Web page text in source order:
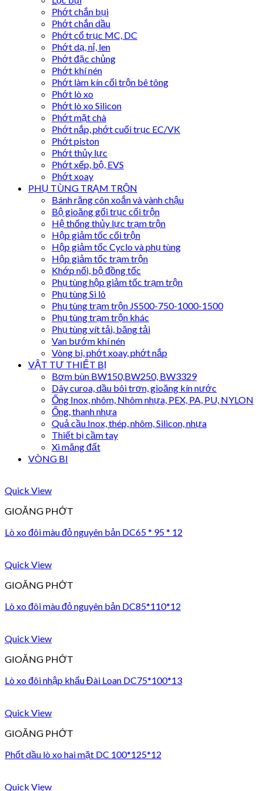
Phớt chắn bụi
Phớt chắn dầu
Phớt cổ trục MC, DC
Phớt dạ, nỉ, len
Phớt đặc chủng
Phớt khí nén
Phớt làm kín cối trộn bê tông
Phớt lò xo
Phớt lò xo Silicon
Phớt mặt chà
Phớt nắp, phớt cuối trục EC/VK
Phớt piston
Phớt thủy lực
Phớt xếp, bộ, EVS
Phớt xoay
PHỤ TÙNG TRẠM TRỘN
Bánh răng côn xoắn và vành chậu
Bộ gioăng gối trục cối trộn
Hệ thống thủy lực trạm trộn
Hộp giảm tốc cối trộn
Hộp giảm tốc Cyclo và phụ tùng
Hộp giảm tốc trạm trộn
Khớp nối, bộ đồng tốc
Phụ tùng hộp giảm tốc trạm trộn
Phụ tùng Si lô
Phụ tùng trạm trộn JS500-750-1000-1500
Phụ tùng trạm trộn khác
Phụ tùng vít tải, băng tải
Van bướm khí nén
Vòng bi, phớt xoay, phớt nắp
VẬT TƯ THIẾT BỊ
Bơm bùn BW150,BW250, BW3329
Dây curoa, dầu bôi trơn, gioăng kín nước
Ống Inox, nhôm, Nhôm nhựa, PEX, PA, PU, NYLON
Ống, thanh nhựa
Quả cầu Inox, thép, nhôm, Silicon, nhựa
Thiết bị cầm tay
Xi măng đất
VÒNG BI
Quick View
GIOĂNG PHỚT
Lò xo đôi màu đỏ nguyên bản DC65 * 95 * 12
Quick View
GIOĂNG PHỚT
Lò xo đôi màu đỏ nguyên bản DC85*110*12
Quick View
GIOĂNG PHỚT
Lò xo đôi nhập khẩu Đài Loan DC75*100*13
Quick View
GIOĂNG PHỚT
Phốt dầu lò xo hai mặt DC 100*125*12
Quick View